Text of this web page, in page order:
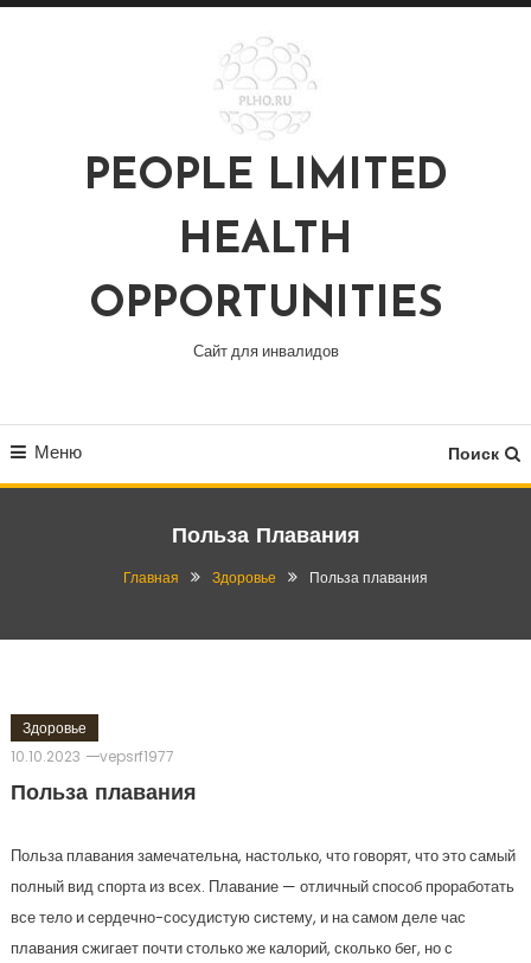
Перейти
PEOPLE LIMITED
HEALTH
OPPORTUNITIES
Сайт для инвалидов
Меню Поиск
Польза Плавания
Главная Здоровье Польза плавания
Здоровье
10.10.2023
vepsrf1977
Польза плавания
Польза плавания замечательна, настолько, что говорят, что это самый
полный вид спорта из всех. Плавание — отличный способ проработать
все тело и сердечно-сосудистую систему, и на самом деле час
плавания сжигает почти столько же калорий, сколько бег, но с